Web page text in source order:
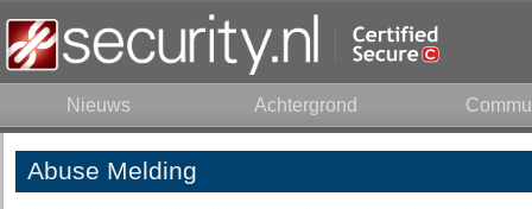
Nieuws Achtergrond
Abuse Melding